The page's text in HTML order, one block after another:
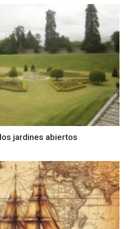
jardines abiertos